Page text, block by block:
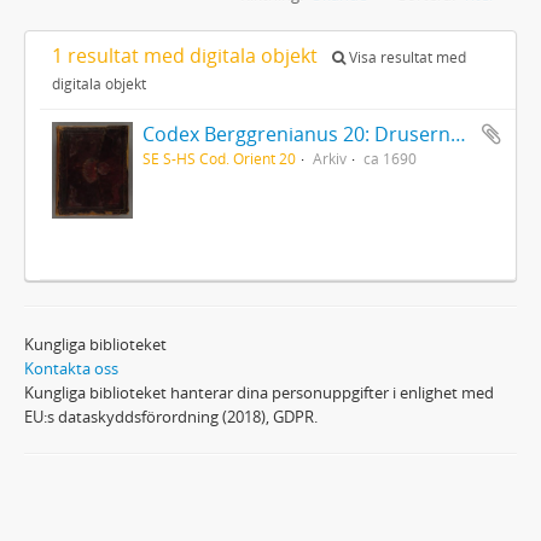
1 resultat med digitala objekt
Visa resultat med
digitala objekt
Codex Berggrenianus 20: Drusernas på Libanon heliga bok
SE S-HS Cod. Orient 20 Arkiv ca 1690
Kungliga biblioteket
Kontakta oss
Kungliga biblioteket hanterar dina personuppgifter i enlighet med
EU:s dataskyddsförordning (2018), GDPR.